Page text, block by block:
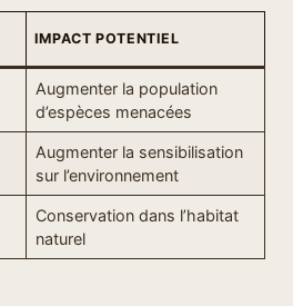
IMPACT POTENTIEL
Augmenter la population
d’espèces menacées
Augmenter la sensibilisation
sur l’environnement
Conservation dans l’habitat
naturel